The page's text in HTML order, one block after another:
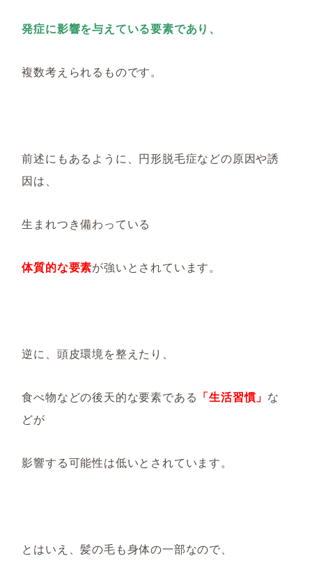
発症に影響を与えている要素であり、
複数考えられるものです。
前述にもあるように、円形脱毛症などの原因や誘
因は、
生まれつき備わっている
体質的な要素が強いとされています。
逆に、頭皮環境を整えたり、
食べ物などの後天的な要素である 「生活習慣」 な
どが
影響する可能性は低いとされています。
とはいえ、髪の毛も身体の一部なので、